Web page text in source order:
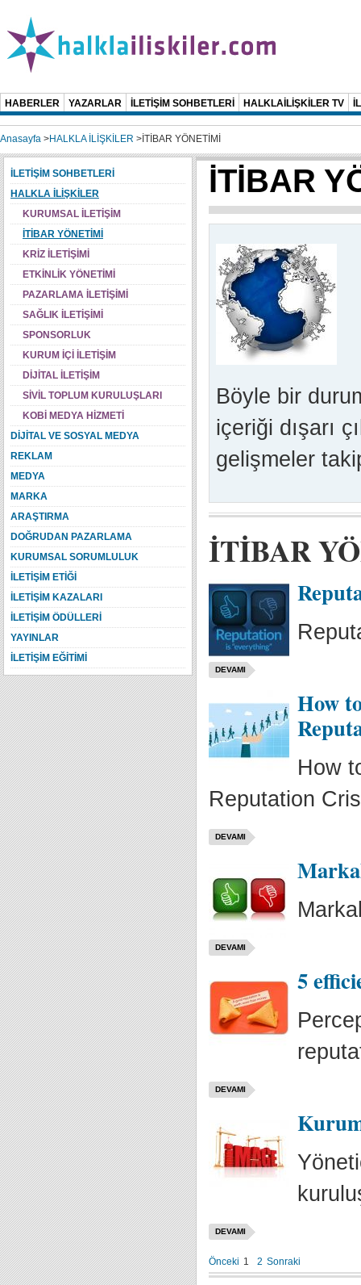
HABERLER YAZARLAR İLETİŞİM SOHBETLERİ HALKLAİLİŞKİLER TV
Anasayfa >HALKLA İLİŞKİLER > İTİBAR YÖNETİMİ
İTİBAR
Böyle bir
içeriği dışarı
gelişmeler
İTİBAR
DEVAMI
How
How
Reputation
DEVAMI
DEVAMI
5
DEVAMI
DEVAMI
Önceki 1 2 Sonraki
İLETİŞİM SOHBETLERİ
HALKLA İLİŞKİLER
KURUMSAL İLETİŞİM
İTİBAR YÖNETİMİ
KRİZ İLETİŞİMİ
ETKİNLİK YÖNETİMİ
PAZARLAMA İLETİŞİMİ
SAĞLIK İLETİŞİMİ
SPONSORLUK
KURUM İÇİ İLETİŞİM
DİJİTAL İLETİŞİM
SİVİL TOPLUM KURULUŞLARI
KOBİ MEDYA HİZMETİ
DİJİTAL VE SOSYAL MEDYA
REKLAM
MEDYA
MARKA
ARAŞTIRMA
DOĞRUDAN PAZARLAMA
KURUMSAL SORUMLULUK
İLETİŞİM ETİĞİ
İLETİŞİM KAZALARI
İLETİŞİM ÖDÜLLERİ
YAYINLAR
İLETİŞİM EĞİTİMİ